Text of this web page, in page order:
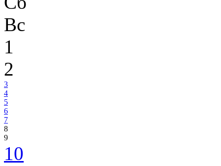
Вс
1
2
3
4
5
6
7
8
9
10